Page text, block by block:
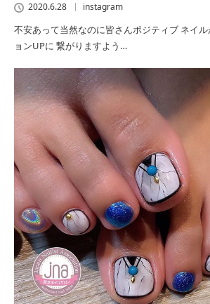
2020.6.28 instagram
不安あって当然なのに皆さんポジティブ ネイ
ョンUPに 繋がりますよう…